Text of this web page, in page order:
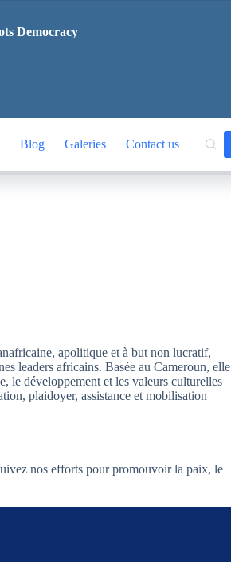
Democracy
Blog Galeries Contact us
apolitique et à but non lucratif,
leaders africains. Basée au Cameroun, elle
le développement et les valeurs culturelles
plaidoyer, assistance et mobilisation
nos efforts pour promouvoir la paix, le